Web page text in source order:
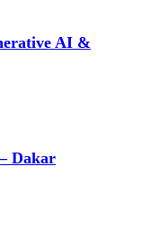
AI &
Dakar